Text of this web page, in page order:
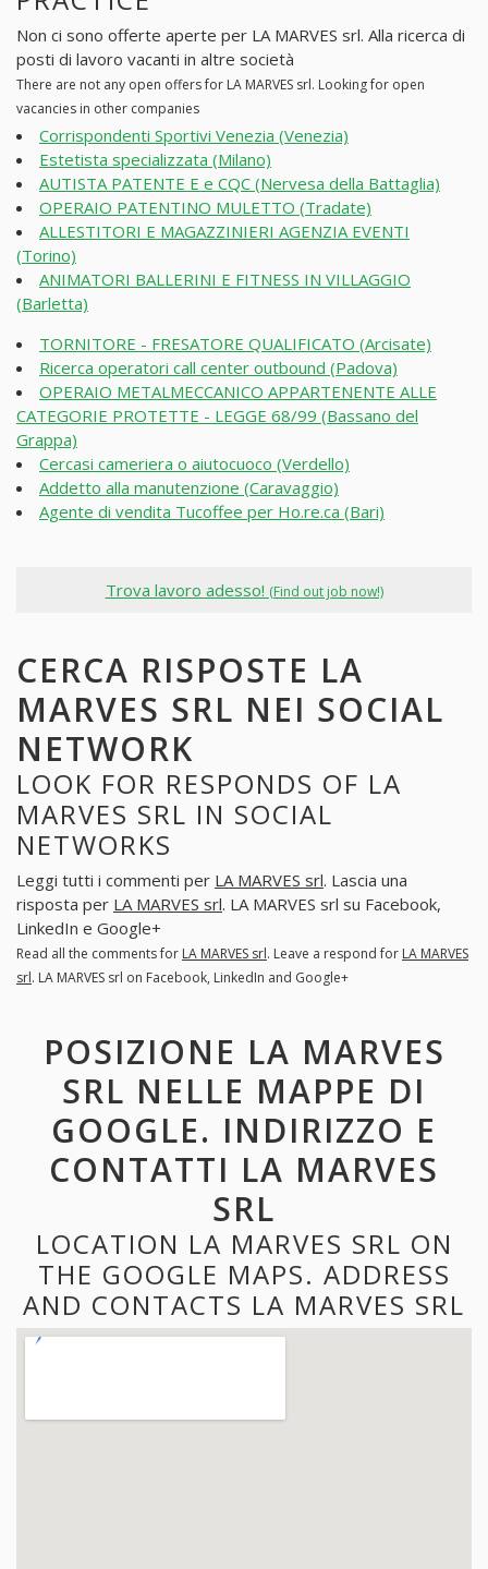
Non ci sono offerte aperte per LA MARVES srl. Alla ricerca di
posti di lavoro vacanti in altre società
There are not any open offers for LA MARVES srl. Looking for open
vacancies in other companies
Corrispondenti Sportivi Venezia (Venezia)
Estetista specializzata (Milano)
AUTISTA PATENTE E e CQC (Nervesa della Battaglia)
OPERAIO PATENTINO MULETTO (Tradate)
ALLESTITORI E MAGAZZINIERI AGENZIA EVENTI
(Torino)
ANIMATORI BALLERINI E FITNESS IN VILLAGGIO
(Barletta)
TORNITORE - FRESATORE QUALIFICATO (Arcisate)
Ricerca operatori call center outbound (Padova)
OPERAIO METALMECCANICO APPARTENENTE ALLE
CATEGORIE PROTETTE - LEGGE 68/99 (Bassano del
Grappa)
Cercasi cameriera o aiutocuoco (Verdello)
Addetto alla manutenzione (Caravaggio)
Agente di vendita Tucoffee per Ho.re.ca (Bari)
Trova lavoro adesso! (Find out job now!)
CERCA RISPOSTE LA
MARVES SRL NEI SOCIAL
NETWORK
LOOK FOR RESPONDS OF LA
MARVES SRL IN SOCIAL
NETWORKS
Leggi tutti i commenti per LA MARVES srl. Lascia una
risposta per LA MARVES srl. LA MARVES srl su Facebook,
LinkedIn e Google+
Read all the comments for LA MARVES srl. Leave a respond for LA MARVES
srl. LA MARVES srl on Facebook, LinkedIn and Google+
POSIZIONE LA MARVES
SRL NELLE MAPPE DI
GOOGLE. INDIRIZZO E
CONTATTI LA MARVES
SRL
LOCATION LA MARVES SRL ON
THE GOOGLE MAPS. ADDRESS
AND CONTACTS LA MARVES SRL